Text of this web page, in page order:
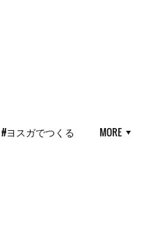
#ヨスガでつくる MORE